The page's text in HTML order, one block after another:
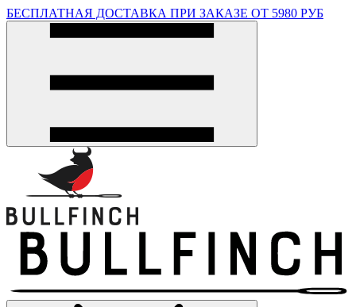
БЕСПЛАТНАЯ ДОСТАВКА ПРИ ЗАКАЗЕ ОТ 5980 РУБ